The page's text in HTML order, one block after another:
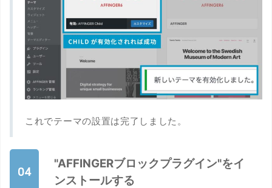
これでテーマの設置は完了しました。
"AFFINGERブロックプラグイン"をイ
ンストールする